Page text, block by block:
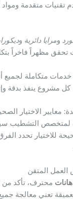
تقنيات متقدمة
ومرايا دائرية و
مظهراً فاخراً
خدمات متكاملة لجميع
مشروع ينفذ بدقة
معايير الاختيار
التشطيب
للاختيار تحدد
العمل المتقن
محترف، تأكد من
تعني معالجة